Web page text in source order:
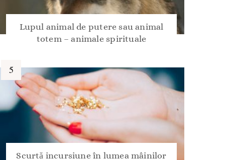
Lupul animal de putere sau animal
totem – animale spirituale
Scurtă incursiune în lumea mâinilor